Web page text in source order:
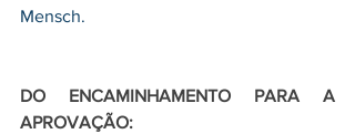
Mensch.
DO ENCAMINHAMENTO PARA A
APROVAÇÃO: